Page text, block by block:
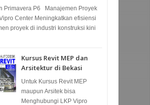
Primavera P6 Manajemen Proyek
Center Meningkatkan efisiensi
proyek di industri konstruksi kini
Kursus Revit MEP dan
Arsitektur di Bekasi
Untuk Kursus Revit MEP
maupun Arsitek bisa
Menghubungi LKP Vipro